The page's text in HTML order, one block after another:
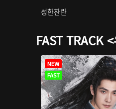
성한찬란
FAST TRACK